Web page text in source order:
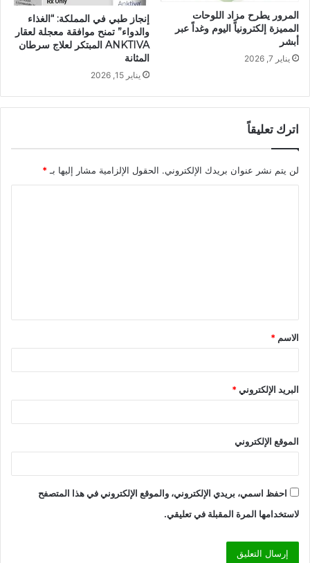
المرور يطرح مزاد اللوحات
المميزة إلكترونياً اليوم وغداً عبر
أبشر
يناير 7, 2026
إنجاز طبي في المملكة: “الغذاء
والدواء” تمنح موافقة معجلة لعقار
ANKTIVA المبتكر لعلاج سرطان
المثانة
يناير 15, 2026
اترك تعليقاً
لن يتم نشر عنوان بريدك الإلكتروني. الحقول الإلزامية مشار إليها بـ *
ق
*
الاسم *
البريد الإلكتروني*
الموقع الإلكتروني
احفظ اسمي، بريدي الإلكتروني، والموقع الإلكتروني في هذا المتصفح
لاستخدامها المرة المقبلة في تعليقي.